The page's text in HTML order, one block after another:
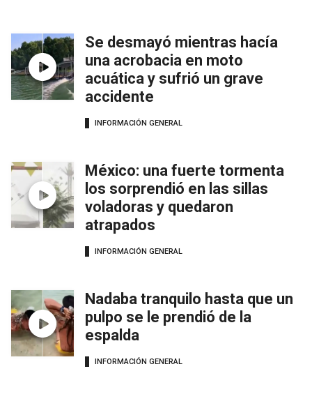
Se desmayó mientras hacía
una acrobacia en moto
acuática y sufrió un grave
accidente
INFORMACIÓN GENERAL
México: una fuerte tormenta
los sorprendió en las sillas
voladoras y quedaron
atrapados
INFORMACIÓN GENERAL
Nadaba tranquilo hasta que un
pulpo se le prendió de la
espalda
INFORMACIÓN GENERAL